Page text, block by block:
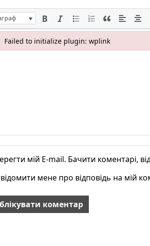
мій E-mail. Бачити коментарі,
мене про відповідь на мій
Failed to initialize plugin: wplink
Failed to initialize plugin: wplink